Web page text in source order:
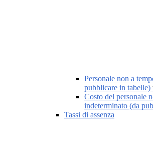
Personale non a
pubblicare in tabelle)
Costo del personale
indeterminato (da
Tassi di assenza